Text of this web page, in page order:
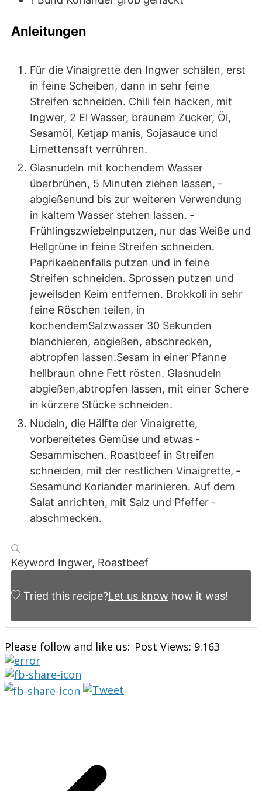
Anleitungen
Für die Vinaigrette den Ingwer schälen, erst
in feine Scheiben, dann ­in sehr feine
Streifen schneiden. Chili fein hacken, mit
Ingwer, 2 El Wasser, ­braunem Zucker, Öl,
Sesamöl, Ketjap manis, Sojasauce und
Limettensaft ­verrühren.
Glasnudeln mit kochendem Wasser
überbrühen, 5 Minuten ziehen lassen, ­
abgießenund bis zur weiteren Verwendung
in kaltem Wasser stehen lassen. ­
Frühlingszwiebelnputzen, nur das Weiße und
Hellgrüne in feine ­Streifen schneiden.
Paprikaebenfalls putzen und in feine
Streifen schneiden. ­Sprossen putzen und
jeweilsden Keim entfernen. Brokkoli in sehr
feine ­Röschen teilen, in
kochendemSalzwasser 30 Sekunden
blanchieren, ­abgießen, abschrecken,
abtropfen lassen.Sesam in einer Pfanne
hellbraun ­ohne Fett rösten. Glasnudeln
abgießen,abtropfen lassen, mit einer ­Schere
in kürzere Stücke schneiden.
Nudeln, die Hälfte der Vinaigrette,
vorbereitetes Gemüse und etwas ­
Sesammischen. Roastbeef in Streifen
schneiden, mit der restlichen Vinaigrette, ­
Sesamund Koriander marinieren. Auf dem
Salat anrichten, mit Salz und Pfeffer ­
abschmecken.
Keyword Ingwer, Roastbeef
Tried this recipe?Let us know how it was!
Please follow and like us: Post Views: 9.163